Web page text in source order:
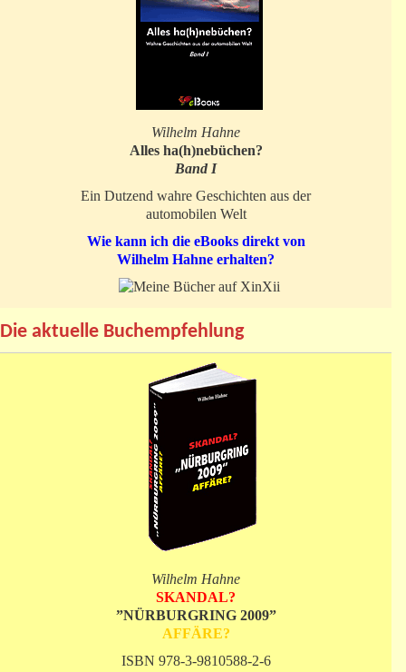
Wilhelm Hahne
Alles ha(h)nebüchen?
Band I
Ein Dutzend wahre Geschichten aus der
automobilen Welt
Wie kann ich die eBooks direkt von
Wilhelm Hahne erhalten?
Die aktuelle Buchempfehlung
Wilhelm Hahne
SKANDAL?
”NÜRBURGRING 2009”
AFFÄRE?
ISBN 978-3-9810588-2-6